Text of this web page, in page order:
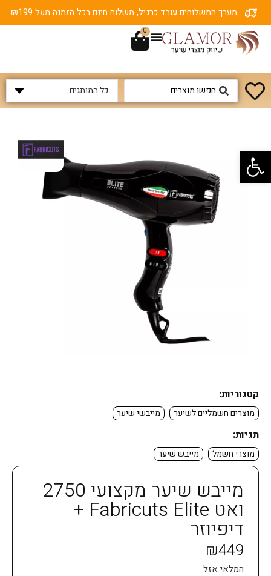
פתח סרגל נגישות
מערך המשלוחים עובד כרגיל, משלוח חינם בכל הזמנה מעל ₪199
0
מייבש שיער מקצועי 2750
ואט Fabricuts Elite +
דיפיוזר
₪449
המלאי אזל
קטגוריות:
מוצרים חשמליים לשיער מייבשי שיער
תגיות:
מוצרי חשמל מייבש שיער